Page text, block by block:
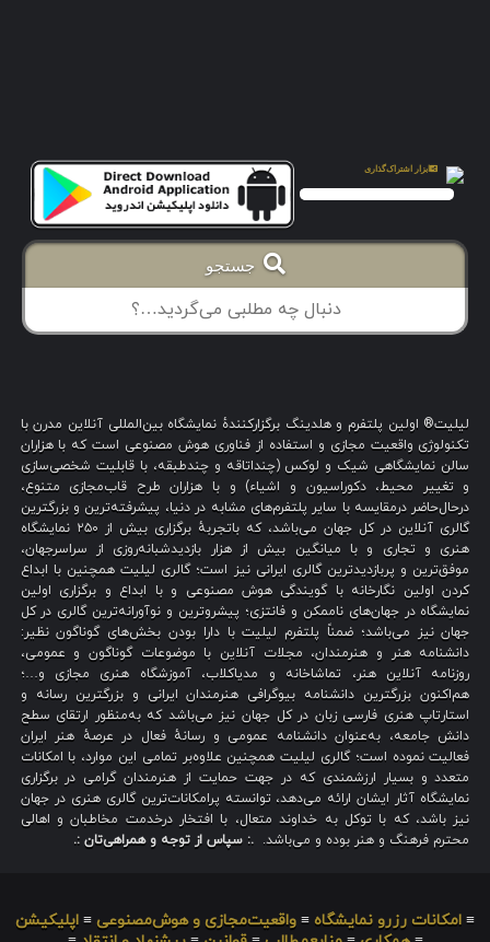
جستجو
لیلیت® اولین پلتفرم و هلدینگ برگزارکنندهٔ نمایشگاه بین‌المللی آنلاین مدرن با
تکنولوژی واقعیت مجازی و استفاده از فناوری هوش مصنوعی است که با هزاران
سالن نمایشگاهی شیک و لوکس (چنداتاقه و چندطبقه، با قابلیت شخصی‌سازی
و تغییر محیط، دکوراسیون و اشیاء) و با هزاران طرح قاب‌مجازی متنوع،
درحال‌حاضر درمقایسه با سایر پلتفرم‌های مشابه در دنیا، پیشرفته‌ترین و بزرگترین
گالری آنلاین در کل جهان می‌باشد، که باتجربهٔ برگزاری بیش از ۲۵۰ نمایشگاه
هنری و تجاری و با میانگین بیش از هزار بازدیدشبانه‌روزی از سراسرجهان،
موفق‌ترین و پربازدیدترین گالری ایرانی نیز است؛ گالری لیلیت همچنین با ابداع
کردن اولین نگارخانه با گویندگی هوش مصنوعی و با ابداع و برگزاری اولین
نمایشگاه در جهان‌های ناممکن و فانتزی؛ پیشروترین و نوآورانه‌ترین گالری در کل
جهان نیز می‌باشد؛ ضمناً پلتفرم لیلیت با دارا بودن بخش‌های گوناگون نظیر:
دانشنامه هنر و هنرمندان، مجلات آنلاین با موضوعات گوناگون و عمومی،
روزنامه آنلاین هنر، تماشاخانه و مدیاکلاب، آموزشگاه هنری مجازی و…؛
هم‌اکنون بزرگترین دانشنامه بیوگرافی هنرمندان ایرانی و بزرگترین رسانه و
استارتاپ هنری فارسی زبان در کل جهان نیز می‌باشد که به‌منظور ارتقای سطح
دانش جامعه، به‌عنوان دانشنامه عمومی و رسانهٔ فعال در عرصهٔ هنر ایران
فعالیت نموده است؛ گالری لیلیت همچنین علاوه‌بر تمامی این موارد، با امکانات
متعدد و بسیار ارزشمندی که در جهت حمایت از هنرمندان گرامی در برگزاری
نمایشگاه آثار ایشان ارائه می‌دهد، توانسته پرامکانات‌ترین گالری هنری در جهان
نیز باشد، که با توکل به خداوند متعال، با افتخار درخدمت مخاطبان و اهالی
محترم فرهنگ و هنر بوده و می‌باشد. .: سپاس از توجه و همراهی‌تان :.
≡ امکانات رزرو نمایشگاه ≡ واقعیت‌مجازی و هوش‌مصنوعی ≡ اپلیکیشن